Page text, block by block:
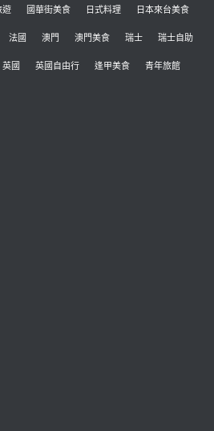
遊 國華街美食 日式料理 日本來台美食
法國 澳門 澳門美食 瑞士 瑞士自助
英國 英國自由行 逢甲美食 青年旅館